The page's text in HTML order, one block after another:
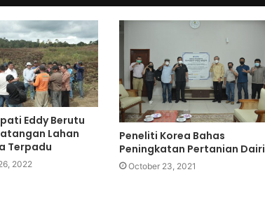
Eddy Berutu
Lahan
Terpadu
2022
Peneliti Korea Bahas
Peningkatan Pertanian Dairi
October 23, 2021